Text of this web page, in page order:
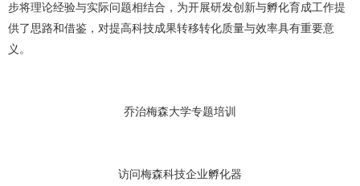
步将理论经验与实际问题相结合，为开展研发创新与孵化育成工作提
供了思路和借鉴，对提高科技成果转移转化质量与效率具有重要意
义。
乔治梅森大学专题培训
访问梅森科技企业孵化器